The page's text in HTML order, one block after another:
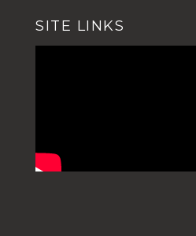
SITE LINKS